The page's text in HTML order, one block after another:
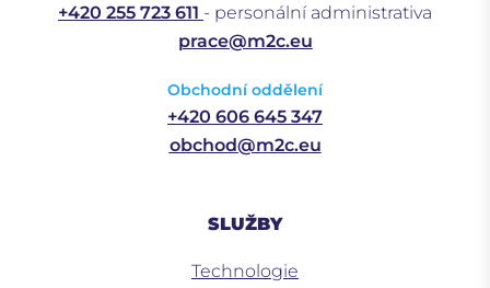
+420 255 723 611 - personální administrativa
prace@m2c.eu
Obchodní oddělení
+420 606 645 347
obchod@m2c.eu
SLUŽBY
Technologie